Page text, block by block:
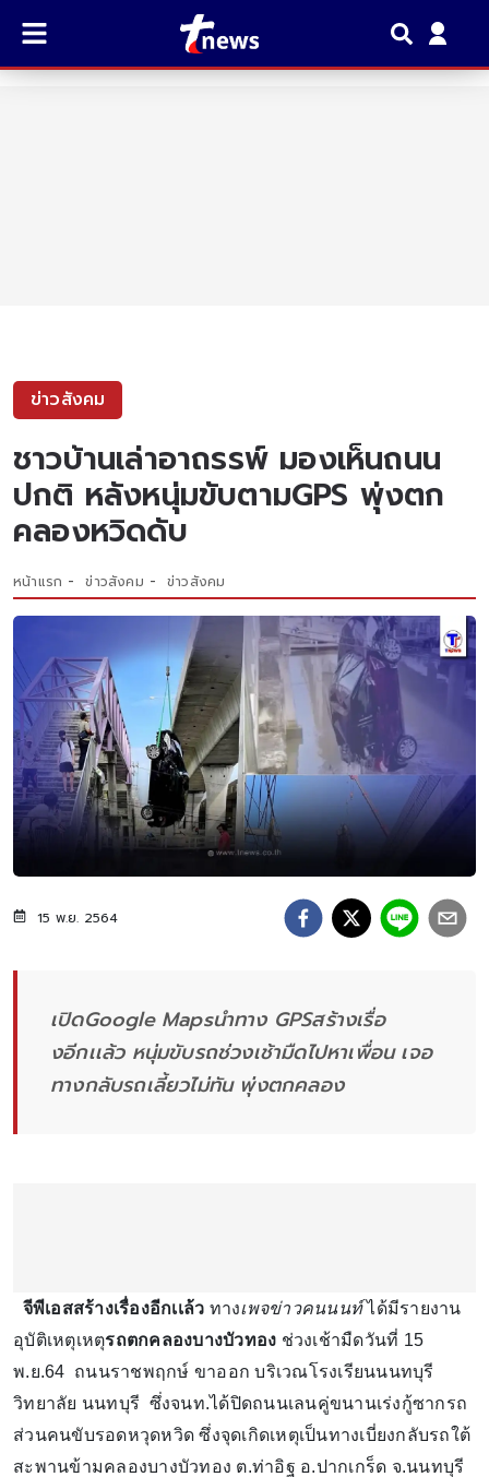
ข่าวสังคม
ชาวบ้านเล่าอาถรรพ์ มองเห็นถนน
ปกติ หลังหนุ่มขับตามGPS พุ่งตก
คลองหวิดดับ
หน้าแรก ข่าวสังคม ข่าวสังคม
15 พ.ย. 2564
เปิดGoogle Mapsนำทาง GPSสร้างเรื่อ
งอีกเเล้ว หนุ่มขับรถช่วงเช้ามืดไปหาเพื่อน เจอ
ทางกลับรถเลี้ยวไม่ทัน พุ่งตกคลอง
จีพีเอสสร้างเรื่องอีกเเล้ว ทางเพจข่าวคนนนท์ได้มีรายงาน
อุบัติเหตุเหตุรถตกคลองบางบัวทอง ช่วงเช้ามืดวันที่ 15
พ.ย.64 ถนนราชพฤกษ์ ขาออก บริเวณโรงเรียนนนทบุรี
วิทยาลัย นนทบุรี ซึ่งจนท.ได้ปิดถนนเลนคู่ขนานเร่งกู้ซากรถ
ส่วนคนขับรอดหวุดหวิด ซึ่งจุดเกิดเหตุเป็นทางเบี่ยงกลับรถใต้
สะพานข้ามคลองบางบัวทอง ต.ท่าอิฐ อ.ปากเกร็ด จ.นนทบุรี